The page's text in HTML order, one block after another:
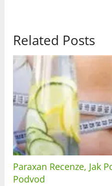
Related Posts
Paraxan Recenze, Jak
Podvod